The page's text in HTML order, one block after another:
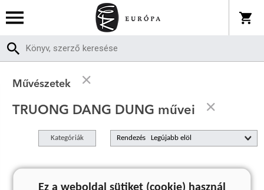
Művészetek
TRUONG DANG DUNG művei
Kategóriák Rendezés
A keresett kifejezésre nincs találat
Ez a weboldal sütiket (cookie) használ